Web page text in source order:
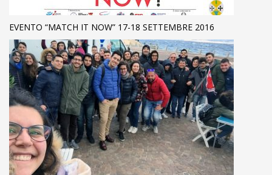
EVENTO “MATCH IT NOW” 17-18 SETTEMBRE 2016